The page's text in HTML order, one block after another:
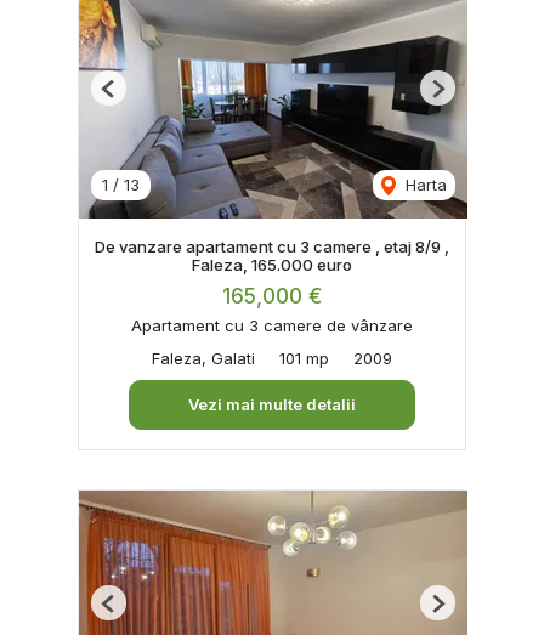
1 / 13 Harta
Previous Next
De vanzare apartament cu 3 camere , etaj 8/9 ,
Faleza, 165.000 euro
165,000 €
Apartament cu 3 camere de vânzare
Faleza, Galati
101 mp 2009
Vezi mai multe detalii
Previous Next